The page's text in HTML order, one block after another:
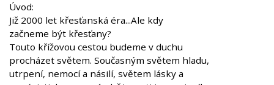
Úvod:
Již 2000 let křesťanská éra...Ale kdy
začneme být křesťany?
Touto křížovou cestou budeme v duchu
procházet světem. Současným světem hladu,
utrpení, nemocí a násilí, světem lásky a